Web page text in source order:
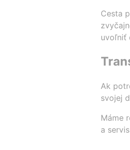
Cesta
uvoľniť
Ak
svojej
Máme
a